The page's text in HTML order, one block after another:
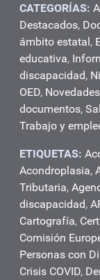
CATEGORÍAS:
Destacados,
ámbito estatal,
educativa,
discapacidad,
OED, Novedades
documentos,
Trabajo y
ETIQUETAS:
Acondroplasia,
Tributaria,
discapacidad,
Cartografía,
Comisión
Personas con
Crisis COVID,